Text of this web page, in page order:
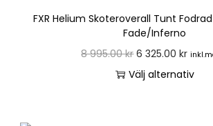
FXR Helium Skoteroverall Tunt
Fade/Inferno
8 995.00kr 6 325.00kr
Välj alternativ